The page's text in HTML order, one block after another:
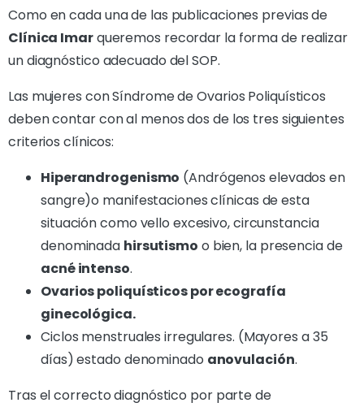
Como en cada una de las publicaciones previas de
Clínica Imarqueremos recordar la forma de realizar
un diagnóstico adecuado del SOP.
Las mujeres con Síndrome de Ovarios Poliquísticos
deben contar con al menos dos de los tres siguientes
criterios clínicos:
Hiperandrogenismo (Andrógenos elevados en
sangre)o manifestaciones clínicas de esta
situación como vello excesivo, circunstancia
denominada hirsutismo o bien, la presencia de
acné intenso.
Ovarios poliquísticos por ecografía
ginecológica.
Ciclos menstruales irregulares. (Mayores a 35
días) estado denominado anovulación.
Tras el correcto diagnóstico por parte de